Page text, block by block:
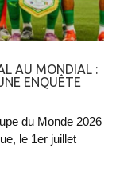
AU MONDIAL :
ENQUÊTE
du Monde 2026
le 1er juillet